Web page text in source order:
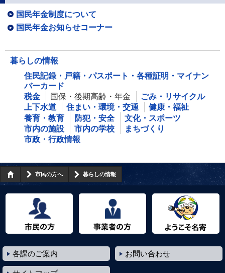
国民年金制度について
国民年金お知らせコーナー
暮らしの情報
住民記録・戸籍・パスポート・各種証明・マイナン
バーカード
税金
国保・後期高齢・年金
ごみ・リサイクル
上下水道
住まい・環境・交通
健康・福祉
養育・教育
防犯・安全
文化・スポーツ
市内の施設
市内の学校
まちづくり
市政・行政情報
市民の方へ 暮らしの情報
各課のご案内 お問い合わせ